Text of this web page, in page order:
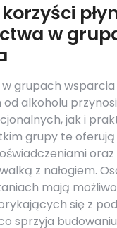
w
grupach
od alkoholu
jak i
grupy te
z nałogiem.
mają
się z
sprzyja